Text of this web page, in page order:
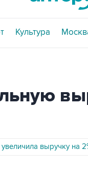
Культура
выручку на